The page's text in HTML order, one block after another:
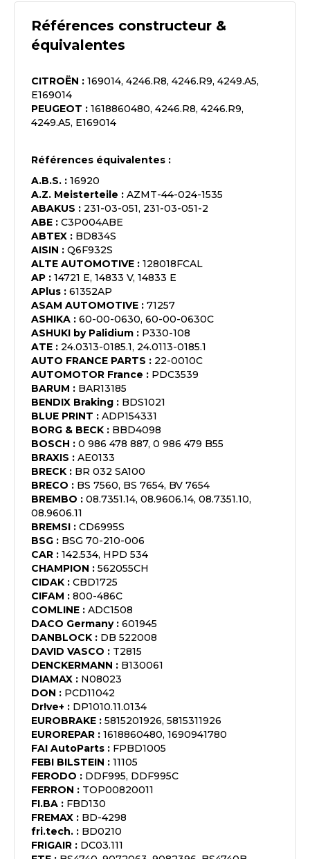
Références constructeur &
équivalentes
CITROËN : 169014, 4246.R8, 4246.R9, 4249.A5,
E169014
PEUGEOT : 1618860480, 4246.R8, 4246.R9,
4249.A5, E169014
Références équivalentes :
A.B.S. : 16920
A.Z. Meisterteile : AZMT-44-024-1535
ABAKUS : 231-03-051, 231-03-051-2
ABE : C3P004ABE
ABTEX : BD834S
AISIN : Q6F932S
ALTE AUTOMOTIVE : 128018FCAL
AP : 14721 E, 14833 V, 14833 E
APlus : 61352AP
ASAM AUTOMOTIVE : 71257
ASHIKA : 60-00-0630, 60-00-0630C
ASHUKI by Palidium : P330-108
ATE : 24.0313-0185.1, 24.0113-0185.1
AUTO FRANCE PARTS : 22-0010C
AUTOMOTOR France : PDC3539
BARUM : BAR13185
BENDIX Braking : BDS1021
BLUE PRINT : ADP154331
BORG & BECK : BBD4098
BOSCH : 0 986 478 887, 0 986 479 B55
BRAXIS : AE0133
BRECK : BR 032 SA100
BRECO : BS 7560, BS 7654, BV 7654
BREMBO : 08.7351.14, 08.9606.14, 08.7351.10,
08.9606.11
BREMSI : CD6995S
BSG : BSG 70-210-006
CAR : 142.534, HPD 534
CHAMPION : 562055CH
CIDAK : CBD1725
CIFAM : 800-486C
COMLINE : ADC1508
DACO Germany: 601945
DANBLOCK : DB 522008
DAVID VASCO : T2815
DENCKERMANN : B130061
DIAMAX : N08023
DON : PCD11042
Dr!ve+ : DP1010.11.0134
EUROBRAKE : 5815201926, 5815311926
EUROREPAR : 1618860480, 1690941780
FAI AutoParts : FPBD1005
FEBI BILSTEIN : 11105
FERODO : DDF995, DDF995C
FERRON : TOP00820011
FI.BA : FBD130
FREMAX : BD-4298
fri.tech. : BD0210
FRIGAIR : DC03.111